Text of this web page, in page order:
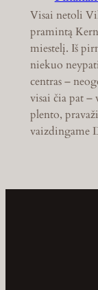
Visai netoli
pramintą
miestelį. Iš
niekuo
centras –
visai čia pat –
plento,
vaizdingame